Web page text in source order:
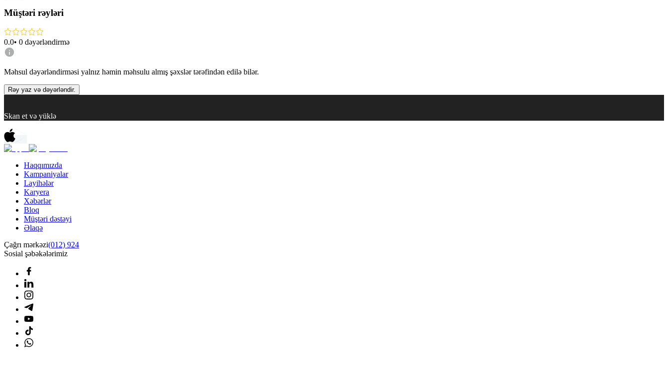
Müştəri rəyləri
0.0• 0 dəyərləndirmə
Məhsul dəyərləndirməsi yalnız həmin məhsulu almış şəxslər tərəfindən edilə bilər.
Rəy yaz və dəyərləndir.
Skan et və yüklə
Haqqımızda
Kampaniyalar
Layihələr
Karyera
Xəbərlər
Bloq
Müştəri dəstəyi
Əlaqə
Çağrı mərkəzi(012) 924
Sosial şəbəkələrimiz